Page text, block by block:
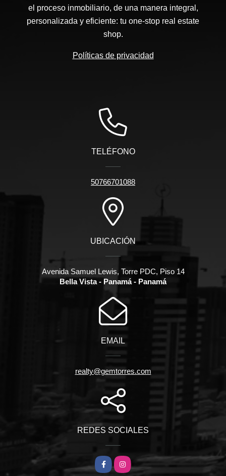
el proceso inmobiliario, de una manera integral,
personalizada y eficiente: tu one-stop real estate
shop.
Políticas de privacidad
TELÉFONO
50766701088
UBICACIÓN
Avenida Samuel Lewis, Torre PDC, Piso 14
Bella Vista - Panamá - Panamá
EMAIL
realty@gemtorres.com
REDES SOCIALES
FacebookInstagram